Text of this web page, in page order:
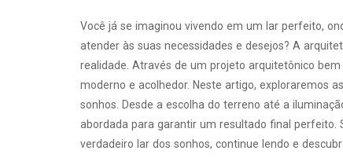
Você já se imaginou vivendo em um lar perfeito,
atender às suas necessidades e desejos? A
realidade. Através de um projeto arquitetônico
moderno e acolhedor. Neste artigo, exploraremos
sonhos. Desde a escolha do terreno até a
abordada para garantir um resultado final
verdadeiro lar dos sonhos, continue lendo e